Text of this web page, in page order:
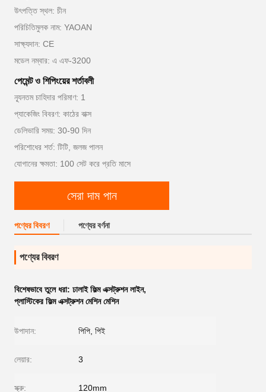
উৎপত্তি স্থল: চীন
পরিচিতিমুলক নাম: YAOAN
সাক্ষ্যদান: CE
মডেল নম্বার: এ এফ-3200
পেমেন্ট ও শিপিংয়ের শর্তাবলী
ন্যূনতম চাহিদার পরিমাণ: 1
প্যাকেজিং বিবরণ: কাঠের বাক্স
ডেলিভারি সময়: 30-90 দিন
পরিশোধের শর্ত: টিটি, জলজ পালন
যোগানের ক্ষমতা: 100 সেট করে প্রতি মাসে
সেরা দাম পান
পণ্যের বিবরণ পণ্যের বর্ণনা
পণ্যের বিবরণ
বিশেষভাবে তুলে ধরা: ঢালাই ফিল্ম এক্সট্রুশন লাইন,
প্লাস্টিকের ফিল্ম এক্সট্রুশন মেশিন মেশিন
উপাদান: পিপি, পিই
লেয়ার: 3
স্ক্রু: 120mm